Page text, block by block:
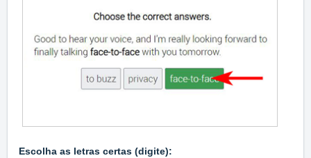
Escolha as letras certas (digite):